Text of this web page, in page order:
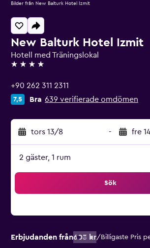
New Balturk Hotel Izmit
Hotell med Träningslokal
4 stjärnor
+90 262 311 2311
7,5 Bra 639 verifierade omdömen
tors 13/8 - fre
2 gäster, 1 rum
Sök
Erbjudanden från603 kr/ Billigaste Pris
Bilder från New Balturk Hotel Izmit